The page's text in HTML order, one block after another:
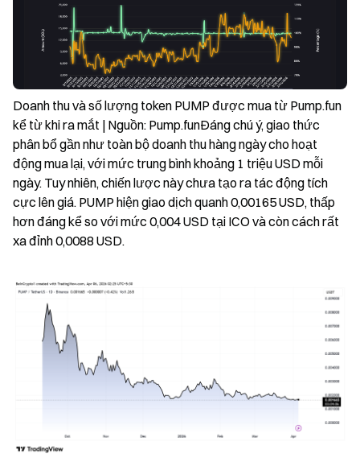
Doanh thu và số lượng token PUMP được mua từ Pump.fun
kể từ khi ra mắt | Nguồn: Pump.funĐáng chú ý, giao thức
phân bổ gần như toàn bộ doanh thu hàng ngày cho hoạt
động mua lại, với mức trung bình khoảng 1 triệu USD mỗi
ngày. Tuy nhiên, chiến lược này chưa tạo ra tác động tích
cực lên giá. PUMP hiện giao dịch quanh 0,00165 USD, thấp
hơn đáng kể so với mức 0,004 USD tại ICO và còn cách rất
xa đỉnh 0,0088 USD.